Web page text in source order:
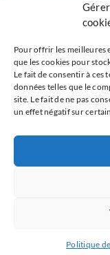
Pour offrir les meilleures
que les cookies pour
Le fait de consentir à ces
données telles que le
site. Le fait de ne pas
un effet négatif sur
Politique
La Vidéo du Pape
Prier avec la Parole
Prière Universelle
Politique de